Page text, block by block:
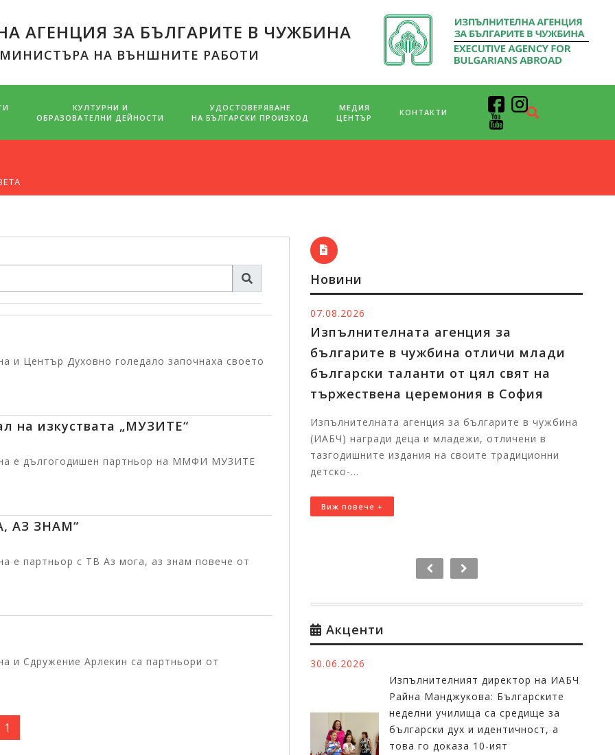
АГЕНЦИЯ ЗА БЪЛГАРИТЕ В ЧУЖБИНА
НА ВЪНШНИТЕ РАБОТИ
КУЛТУРНИ И
ОБРАЗОВАТЕЛНИ ДЕЙНОСТИ
УДОСТОВЕРЯВАНЕ
НА БЪЛГАРСКИ ПРОИЗХОД
МЕДИЯ
ЦЕНТЪР
КОНТАКТИ
и Център Духовно голедало започнаха своето
на изкуствата „МУЗИТЕ“
е дългогодишен партньор на ММФИ МУЗИТЕ
АЗ ЗНАМ“
е партньор с ТВ Аз мога, аз знам повече от
и Сдружение Арлекин са партньори от
1
Новини
07.08.2026
Изпълнителната агенция за
българите в чужбина отличи млади
български таланти от цял свят на
тържествена церемония в София
Изпълнителната агенция за българите в чужбина
(ИАБЧ) награди деца и младежи, отличени в
тазгодишните издания на своите традиционни
детско-...
Виж повече +
Акценти
30.06.2026
Изпълнителният директор на ИАБЧ
Райна Манджукова: Българските
неделни училища са средище за
български дух и идентичност, а
това го доказа 10-ият